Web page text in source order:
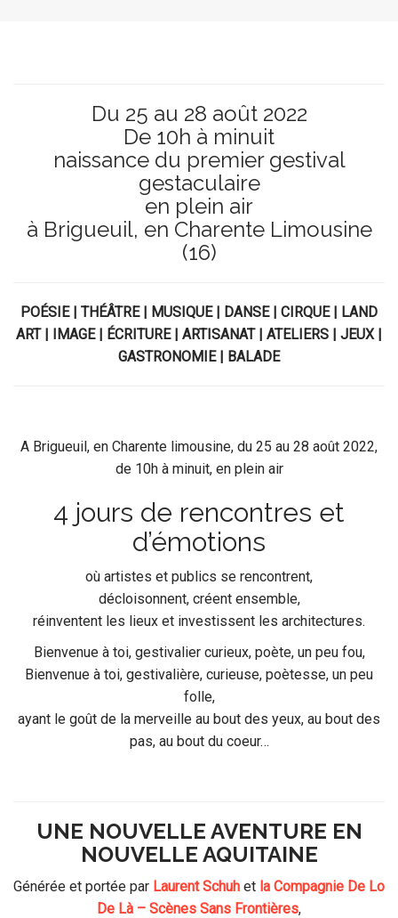
Du 25 au 28 août 2022
De 10h à minuit
naissance du premier gestival
gestaculaire
en plein air
à Brigueuil, en Charente Limousine
(16)
POÉSIE | THÉÂTRE | MUSIQUE | DANSE | CIRQUE | LAND
ART | IMAGE | ÉCRITURE | ARTISANAT | ATELIERS | JEUX |
GASTRONOMIE | BALADE
A Brigueuil, en Charente limousine, du 25 au 28 août 2022,
de 10h à minuit, en plein air
4 jours de rencontres et
d’émotions
où artistes et publics se rencontrent,
décloisonnent, créent ensemble,
réinventent les lieux et investissent les architectures.
Bienvenue à toi, gestivalier curieux, poète, un peu fou,
Bienvenue à toi, gestivalière, curieuse, poètesse, un peu
folle,
ayant le goût de la merveille au bout des yeux, au bout des
pas, au bout du coeur…
UNE NOUVELLE AVENTURE EN
NOUVELLE AQUITAINE
Générée et portée par Laurent Schuh et la Compagnie De Lo
De Là – Scènes Sans Frontières,